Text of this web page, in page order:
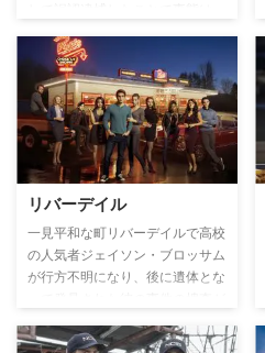
ロニカは、同じく職を失った父と
共に私立探偵事務所を立ち上げ、
様々な事件の調査に挑む。
リバーデイル
一見平和な町リバーデイルで高校
の人気者ジェイソン・ブロッサム
が行方不明になり、後に遺体とな
解かされていく過程で、死んだジ